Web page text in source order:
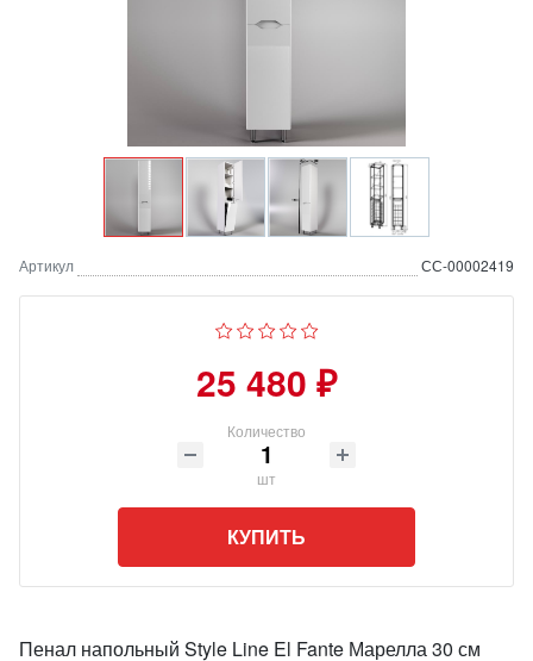
Артикул СС-00002419
25 480 ₽
Количество
шт
КУПИТЬ
Пенал напольный Style Line El Fante Марелла 30 см